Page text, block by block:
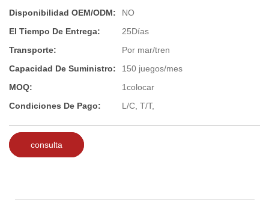
Disponibilidad OEM/ODM:
NO
El Tiempo De Entrega:
25Días
Transporte:
Por mar/tren
Capacidad De Suministro:
150 juegos/mes
MOQ:
1colocar
Condiciones De Pago:
L/C, T/T,
consulta